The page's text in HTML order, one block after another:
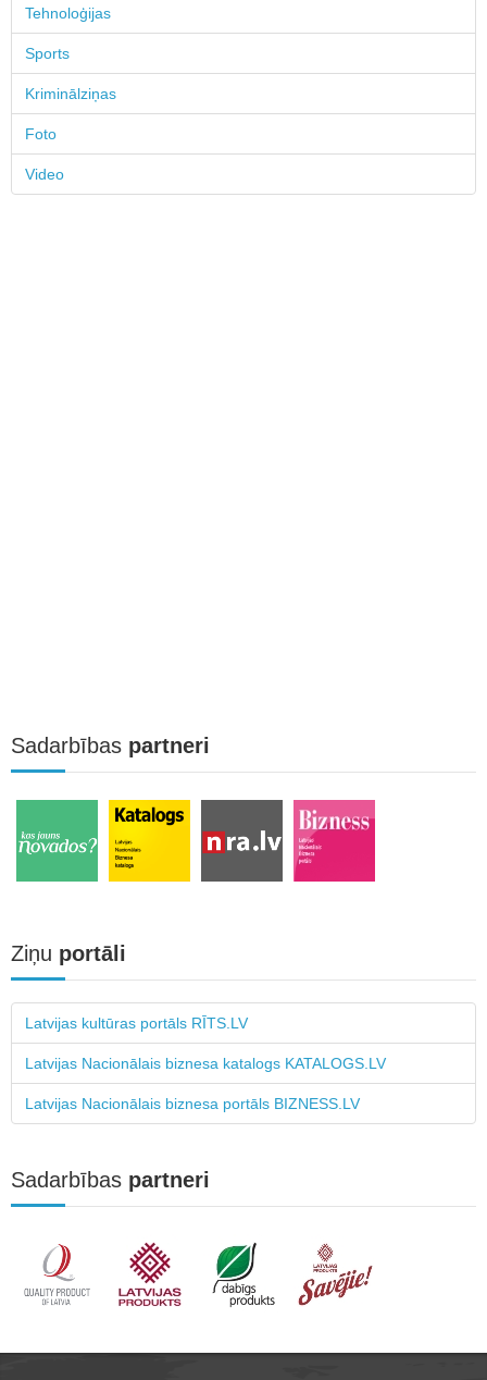
Tehnoloģijas
Sports
Kriminālziņas
Foto
Video
Sadarbības partneri
Ziņu portāli
Latvijas kultūras portāls RĪTS.LV
Latvijas Nacionālais biznesa katalogs KATALOGS.LV
Latvijas Nacionālais biznesa portāls BIZNESS.LV
Sadarbības partneri